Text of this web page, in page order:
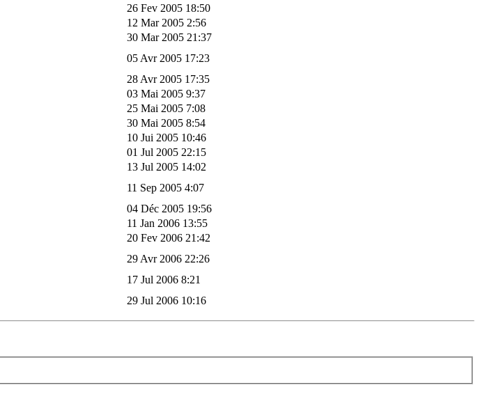
26 Fev 2005 18:50
12 Mar 2005 2:56
30 Mar 2005 21:37
05 Avr 2005 17:23
28 Avr 2005 17:35
03 Mai 2005 9:37
25 Mai 2005 7:08
30 Mai 2005 8:54
10 Jui 2005 10:46
01 Jul 2005 22:15
13 Jul 2005 14:02
11 Sep 2005 4:07
04 Déc 2005 19:56
11 Jan 2006 13:55
20 Fev 2006 21:42
29 Avr 2006 22:26
17 Jul 2006 8:21
29 Jul 2006 10:16